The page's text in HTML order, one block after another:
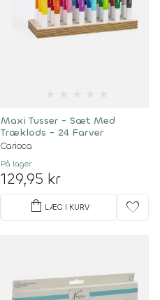
Maxi Tusser - Sæt Med
Træklods - 24 Farver
Carioca
På lager
129,95 kr
shopping_bag LÆG I KURV favorite